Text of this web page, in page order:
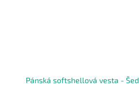
Pánská softshellová vesta -